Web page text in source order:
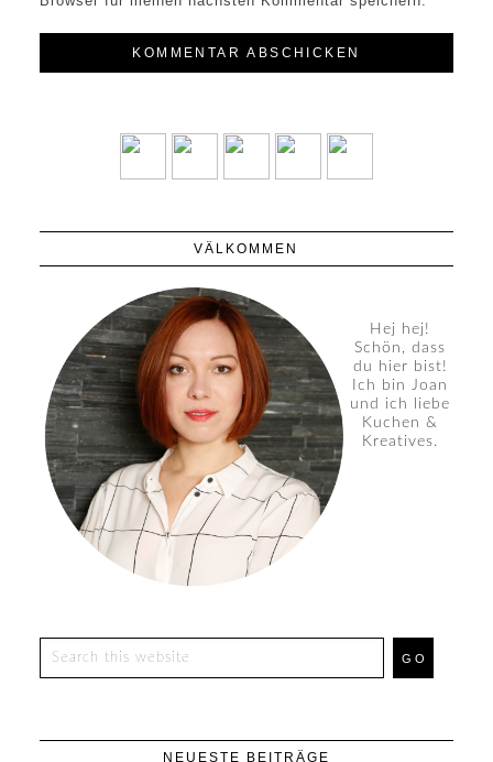
VÄLKOMMEN
Hej hej!
Schön, dass
du hier bist!
Ich bin Joan
und ich liebe
Kuchen &
Kreatives.
NEUESTE BEITRÄGE